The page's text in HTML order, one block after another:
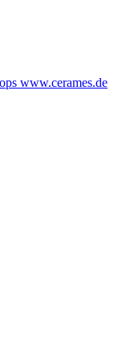
www.cerames.de